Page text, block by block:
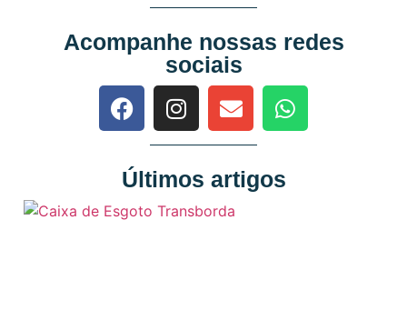
Acompanhe nossas redes
sociais
Últimos artigos